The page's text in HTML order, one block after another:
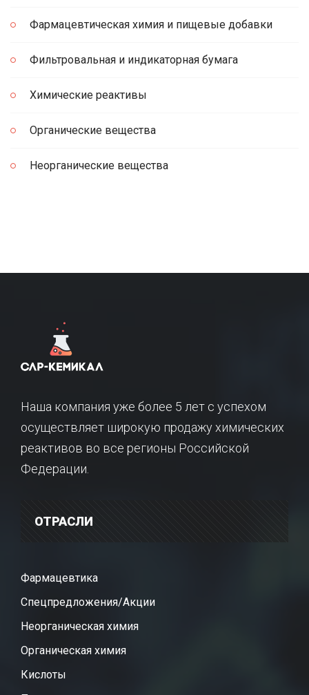
Фармацевтическая химия и пищевые добавки
Фильтровальная и индикаторная бумага
Химические реактивы
Органические вещества
Неорганические вещества
Наша компания уже более 5 лет с успехом
осуществляет широкую продажу химических
реактивов во все регионы Российской
Федерации.
ОТРАСЛИ
Фармацевтика
Спецпредложения/Акции
Неорганическая химия
Органическая химия
Кислоты